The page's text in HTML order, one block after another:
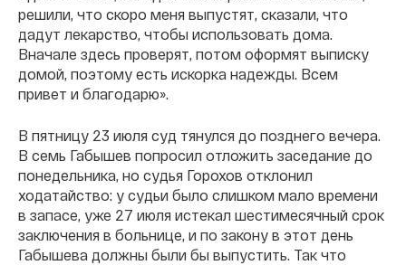
решили, что скоро меня выпустят, сказали, что
дадут лекарство, чтобы использовать дома.
Вначале здесь проверят, потом оформят выписку
домой, поэтому есть искорка надежды. Всем
привет и благодарю».
В пятницу 23 июля суд тянулся до позднего вечера.
В семь Габышев попросил отложить заседание до
понедельника, но судья Горохов отклонил
ходатайство: у судьи было слишком мало времени
в запасе, уже 27 июля истекал шестимесячный срок
заключения в больнице, и по закону в этот день
Габышева должны были бы выпустить. Так что